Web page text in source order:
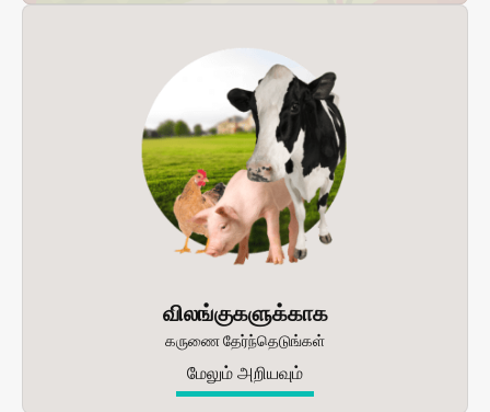
விலங்குகளுக்காக
கருணை தேர்ந்தெடுங்கள்
மேலும் அறியவும்